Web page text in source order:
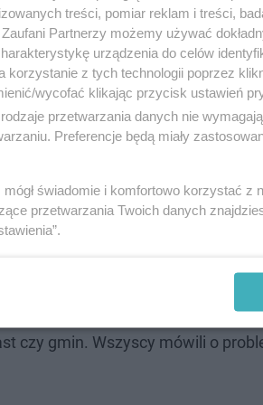
gdzie to samorządy
i mimo, że to nie jest nasze
do udźwignięcia przez obywateli i
rząd nie radzi sobie z sytuacja i
odpowiedzialni za
czy gmin. Wszyscy mówili o
treści, pomiar reklam i treści,
Partnerzy możemy używać
urządzenia do celów
z tych technologii poprzez
wycofać klikając przycisk ustawień
przetwarzania danych nie
Preferencje będą miały
świadomie i komfortowo korzystać z
przetwarzania Twoich danych